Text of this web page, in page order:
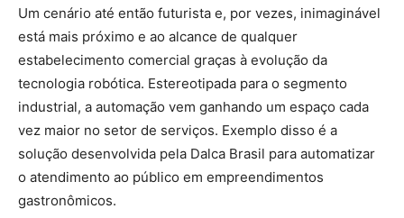
Um cenário até então futurista e, por vezes, inimaginável
está mais próximo e ao alcance de qualquer
estabelecimento comercial graças à evolução da
tecnologia robótica. Estereotipada para o segmento
industrial, a automação vem ganhando um espaço cada
vez maior no setor de serviços. Exemplo disso é a
solução desenvolvida pela Dalca Brasil para automatizar
o atendimento ao público em empreendimentos
gastronômicos.